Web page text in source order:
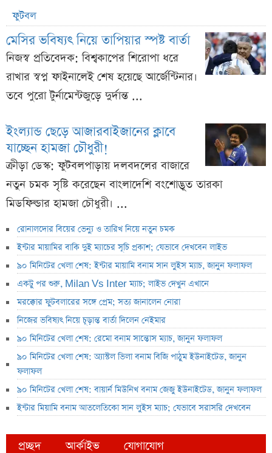
ফুটবল
মেসির ভবিষ্যৎ নিয়ে তাপিয়ার স্পষ্ট বার্তা
নিজস্ব প্রতিবেদক: বিশ্বকাপের শিরোপা ধরে
রাখার স্বপ্ন ফাইনালেই শেষ হয়েছে আর্জেন্টিনার।
তবে পুরো টুর্নামেন্টজুড়ে দুর্দান্ত ...
ইংল্যান্ড ছেড়ে আজারবাইজানের ক্লাবে
যাচ্ছেন হামজা চৌধুরী!
ক্রীড়া ডেস্ক: ফুটবলপাড়ায় দলবদলের বাজারে
নতুন চমক সৃষ্টি করেছেন বাংলাদেশি বংশোদ্ভূত তারকা
মিডফিল্ডার হামজা চৌধুরী। ...
রোনালদোর বিয়ের ভেন্যু ও তারিখ নিয়ে নতুন চমক
ইন্টার মায়ামির বাকি দুই ম্যাচের সূচি প্রকাশ; যেভাবে দেখবেন লাইভ
৯০ মিনিটের খেলা শেষ: ইন্টার মায়ামি বনাম সান লুইস ম্যাচ, জানুন ফলাফল
একটু পর শুরু, Milan Vs Inter ম্যাচ; লাইভ দেখুন এখানে
মরক্কোর ফুটবলারের সঙ্গে প্রেম; সত্য জানালেন নোরা
নিজের ভবিষ্যৎ নিয়ে চূড়ান্ত বার্তা দিলেন নেইমার
৯০ মিনিটের খেলা শেষ: রেমো বনাম সান্তোস ম্যাচ, জানুন ফলাফল
৯০ মিনিটের খেলা শেষ: অ্যাস্টল ভিলা বনাম বিজি পাঠুম ইউনাইটেড, জানুন
ফলাফল
৯০ মিনিটের খেলা শেষ: বায়ার্ন মিউনিখ বনাম জেজু ইউনাইটেড, জানুন ফলাফল
ইন্টার মিয়ামি বনাম আতলেতিকো সান লুইস ম্যাচ; যেভাবে সরাসরি দেখবেন
প্রচ্ছদ আর্কাইভ যোগাযোগ